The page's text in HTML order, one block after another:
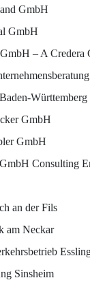
GmbH
GmbH
– A Credera
Württemberg
GmbH
GmbH
Consulting
an der Fils
am Neckar
Sinsheim